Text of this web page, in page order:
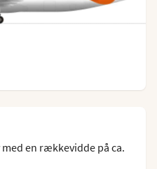
en rækkevidde på ca.